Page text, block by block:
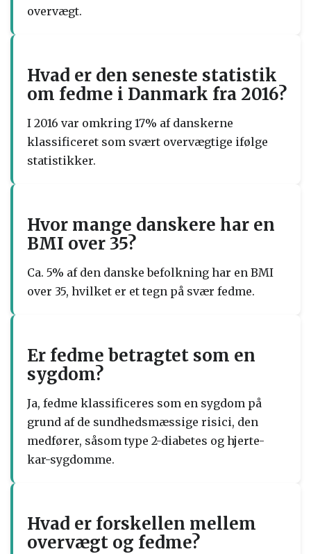
overvægt.
Hvad er den seneste statistik
om fedme i Danmark fra 2016?
I 2016 var omkring 17% af danskerne
klassificeret som svært overvægtige ifølge
statistikker.
Hvor mange danskere har en
BMI over 35?
Ca. 5% af den danske befolkning har en BMI
over 35, hvilket er et tegn på svær fedme.
Er fedme betragtet som en
sygdom?
Ja, fedme klassificeres som en sygdom på
grund af de sundhedsmæssige risici, den
medfører, såsom type 2-diabetes og hjerte-
kar-sygdomme.
Hvad er forskellen mellem
overvægt og fedme?